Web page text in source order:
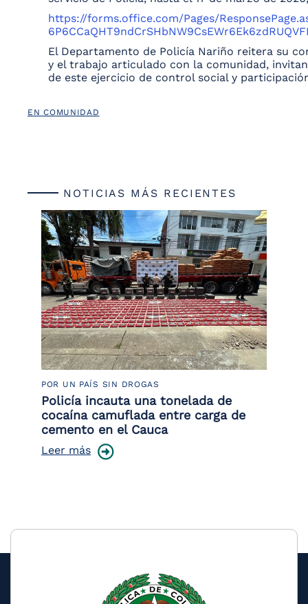
https://forms.office.com/Pages/
El Departamento de Policía Nariño reitera su
y el trabajo articulado con la comunidad,
de este ejercicio de control social y
EN COMUNIDAD
NOTICIAS MÁS RECIENTES
POR UN PAÍS SIN DROGAS
Policía incauta una tonelada de
cocaína camuflada entre carga de
cemento en el Cauca
Leer más